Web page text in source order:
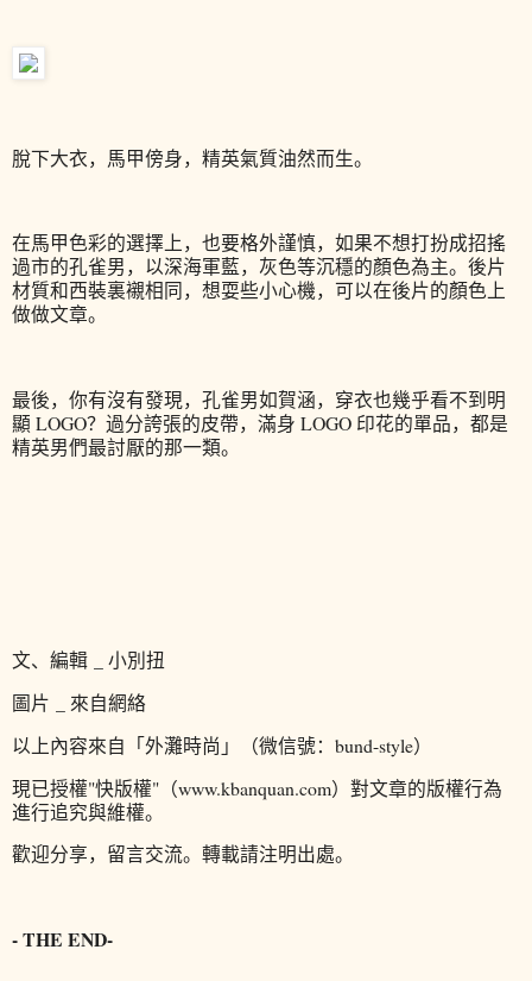
脫下大衣，馬甲傍身，精英氣質油然而生。
在馬甲色彩的選擇上，也要格外謹慎，如果不想打扮成招搖
過市的孔雀男，以深海軍藍，灰色等沉穩的顏色為主。後片
材質和西裝裏襯相同，想耍些小心機，可以在後片的顏色上
做做文章。
最後，你有沒有發現，孔雀男如賀涵，穿衣也幾乎看不到明
顯 LOGO？過分誇張的皮帶，滿身 LOGO 印花的單品，都是
精英男們最討厭的那一類。
文、編輯 _ 小別扭
圖片 _ 來自網絡
以上內容來自「外灘時尚」（微信號：bund-style）
現已授權"快版權"（www.kbanquan.com）對文章的版權行為
進行追究與維權。
歡迎分享，留言交流。轉載請注明出處。
- THE END-